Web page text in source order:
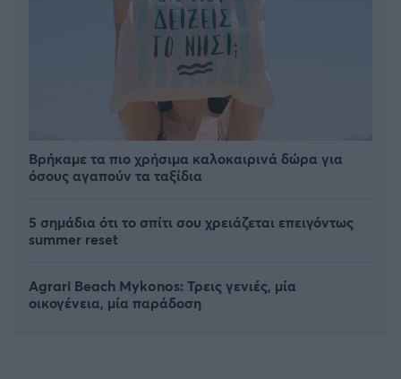
Βρήκαμε τα πιο χρήσιμα καλοκαιρινά δώρα για
όσους αγαπούν τα ταξίδια
5 σημάδια ότι το σπίτι σου χρειάζεται επειγόντως
summer reset
Agrari Beach Mykonos: Τρεις γενιές, μία
οικογένεια, μία παράδοση